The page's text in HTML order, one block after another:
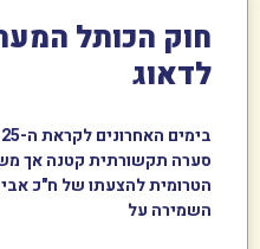
חוק הכותל
לדאוג
סערה תקשורתית קטנה אך
הטרומית להצעתו של ח"כ אבי
השמירה על